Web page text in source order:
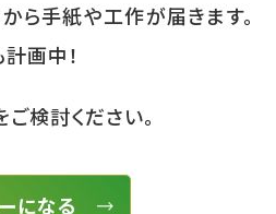
ら手紙や工作が届きます。
画中！
検討ください。
になる